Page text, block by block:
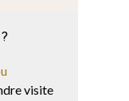
visite